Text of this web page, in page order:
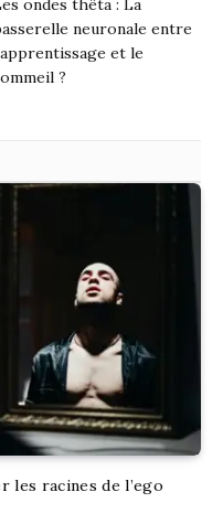
ondes thêta : La
neuronale entre
et le
?
les racines de l’ego